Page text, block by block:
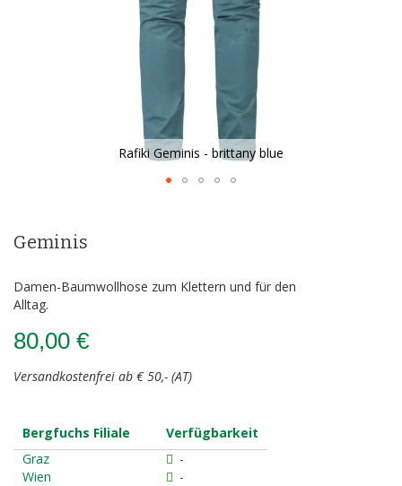
Rafiki Geminis - brittany blue
der
Geminis
Damen-Baumwollhose zum Klettern und für den
Alltag.
80,00 €
Versandkostenfrei ab € 50,- (AT)
Bergfuchs Filiale
Verfügbarkeit
Graz
-
Wien
-